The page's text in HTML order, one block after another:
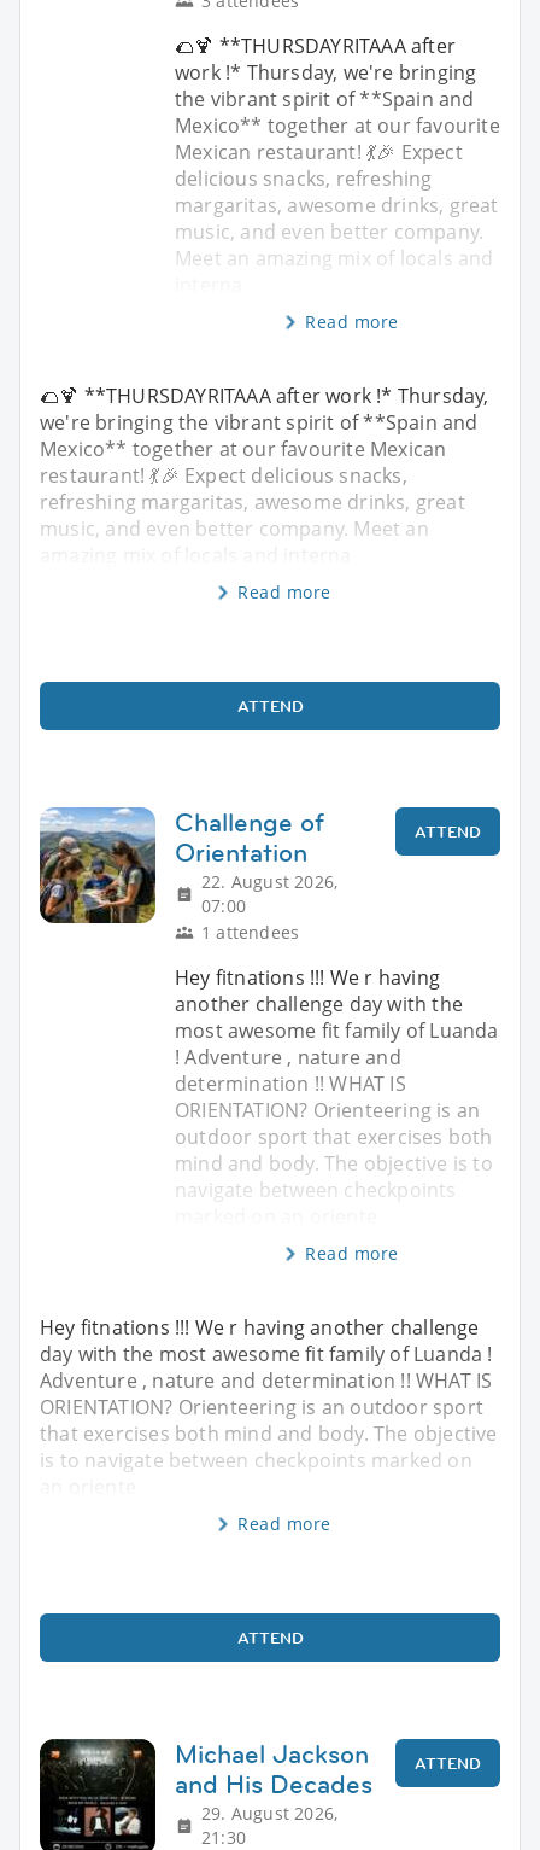
🌮🍹 **THURSDAYRITAAA after
work !* Thursday, we're bringing
the vibrant spirit of **Spain and
Mexico** together at our favourite
Mexican restaurant! 💃🎉 Expect
delicious snacks, refreshing
margaritas, awesome drinks, great
music, and even better company.
Meet an amazing mix of locals and
Read more
🌮🍹 **THURSDAYRITAAA after work !* Thursday,
we're bringing the vibrant spirit of **Spain and
Mexico** together at our favourite Mexican
restaurant! 💃🎉 Expect delicious snacks,
refreshing margaritas, awesome drinks, great
music, and even better company. Meet an
amazing mix of locals and interna
Read more
ATTEND
Challenge of
Orientation
22. August 2026,
07:00
1 attendees
ATTEND
Hey fitnations !!! We r having
another challenge day with the
most awesome fit family of Luanda
! Adventure , nature and
determination !! WHAT IS
ORIENTATION? Orienteering is an
outdoor sport that exercises both
mind and body. The objective is to
navigate between checkpoints
Read more
Hey fitnations !!! We r having another challenge
day with the most awesome fit family of Luanda !
Adventure , nature and determination !! WHAT IS
ORIENTATION? Orienteering is an outdoor sport
that exercises both mind and body. The objective
is to navigate between checkpoints marked on
Read more
ATTEND
Michael Jackson
and His Decades
29. August 2026,
21:30
ATTEND